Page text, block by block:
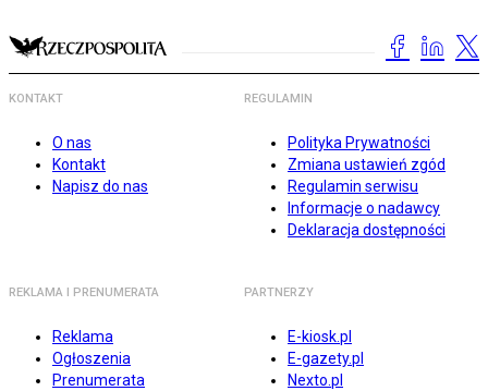
KONTAKT
O nas
Kontakt
Napisz do nas
REGULAMIN
Polityka Prywatności
Zmiana ustawień zgód
Regulamin serwisu
Informacje o nadawcy
Deklaracja dostępności
REKLAMA I PRENUMERATA
Reklama
Ogłoszenia
Prenumerata
PARTNERZY
E-kiosk.pl
E-gazety.pl
Nexto.pl